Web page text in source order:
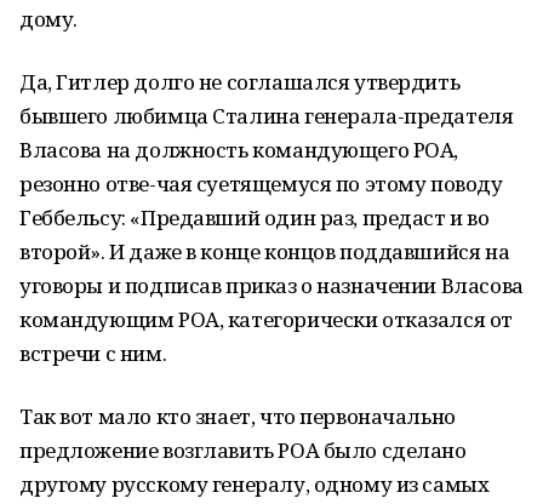
дому.
Да, Гитлер долго не соглашался утвердить
бывшего любимца Сталина генерала-предателя
Власова на должность командующего РОА,
резонно отве-чая суетящемуся по этому поводу
Геббельсу: «Предавший один раз, предаст и во
второй». И даже в конце концов поддавшийся на
уговоры и подписав приказ о назначении Власова
командующим РОА, категорически отказался от
встречи с ним.
Так вот мало кто знает, что первоначально
предложение возглавить РОА было сделано
другому русскому генералу, одному из самых